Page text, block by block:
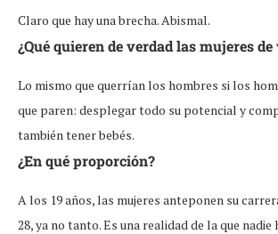
Claro que hay una brecha. Abismal.
¿Qué quieren de verdad las mujeres de
Lo mismo que querrían los hombres si los
que paren: desplegar todo su potencial y
también tener bebés.
¿En qué proporción?
A los 19 años, las mujeres anteponen su
28, ya no tanto. Es una realidad de la que nadie